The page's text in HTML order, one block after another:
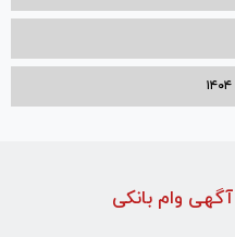
آگهی وام بانکی